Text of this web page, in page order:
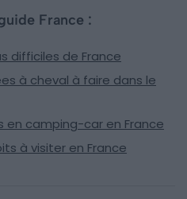
France :
difficiles de France
à cheval à faire dans le
en camping-car en France
à visiter en France